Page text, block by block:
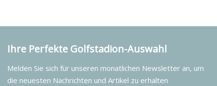
Ihre Perfekte Golfstadion-Auswahl
Melden Sie sich für unseren monatlichen Newsletter an, um
die neuesten Nachrichten und Artikel zu erhalten